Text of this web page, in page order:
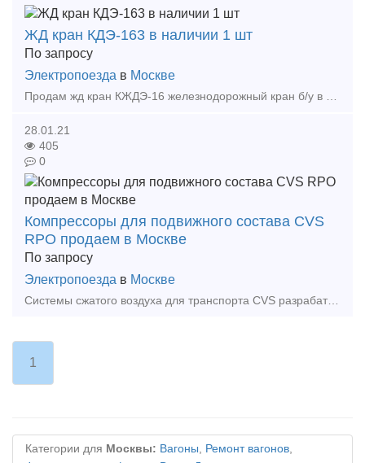
ЖД кран КДЭ-163 в наличии 1 шт
По запросу
Электропоезда в Москве
Продам жд кран КЖДЭ-16 железнодорожный кран б/у в хорошем рабочем состоянии, продажа с доставкой в любую точку России, полное сопровождение сделки, все сопутствующие документы. Звонить
28.01.21
405
0
Компрессоры для подвижного состава CVS
RPO продаем в Москве
По запросу
Электропоезда в Москве
Системы сжатого воздуха для транспорта CVS разрабатывает и производит системы сжатого воздуха для подвижного состава (трамваи, троллейбусы, метро, ж/д поезда и пр.) и диапазоне объема в
1
Категории для Москвы: Вагоны, Ремонт вагонов,